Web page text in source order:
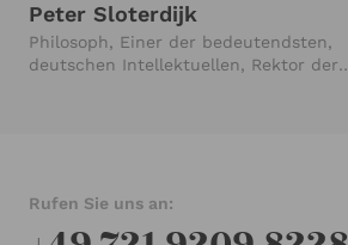
Peter Sloterdijk
Philosoph, Einer der bedeutendsten,
deutschen Intellektuellen, Rektor der
Rufen Sie uns an: